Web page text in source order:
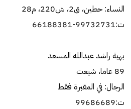
النساء: حطين، ق2، ش220، م28
ت:99732731-66188381
بهية راشد عبدالله المسعد
89 عاما، شيعت
الرجال: في المقبرة فقط
ت:99686689